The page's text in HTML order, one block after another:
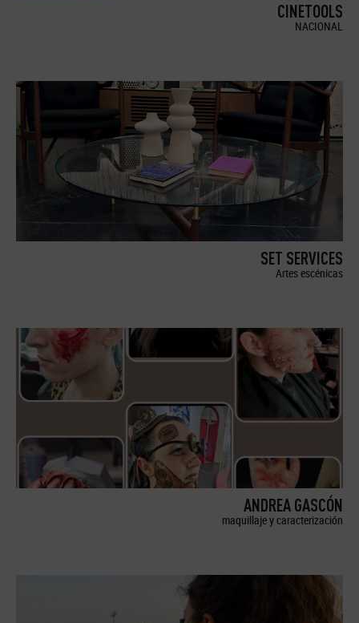
CINETOOLS
NACIONAL
SET SERVICES
Artes escénicas
ANDREA GASCÓN
maquillaje y caracterización